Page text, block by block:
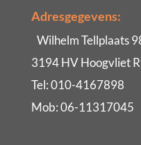
Adresgegevens:
Wilhelm Tellplaats
3194 HV Hoogvliet
Tel: 010-4167898
Mob: 06-11317045